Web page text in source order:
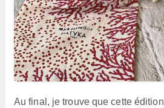
Au final, je trouve que cette édition